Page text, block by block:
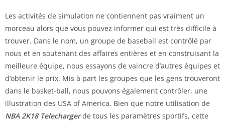
Les activités de simulation ne contiennent pas vraiment un
morceau alors que vous pouvez informer qui est très difficile à
trouver. Dans le nom, un groupe de baseball est contrôlé par
nous et en soutenant des affaires entières et en construisant la
meilleure équipe, nous essayons de vaincre d’autres équipes et
d’obtenir le prix. Mis à part les groupes que les gens trouveront
dans le basket-ball, nous pouvons également contrôler, une
illustration des USA of America. Bien que notre utilisation de
NBA 2K18 Telechargerde tous les paramètres sportifs, cette